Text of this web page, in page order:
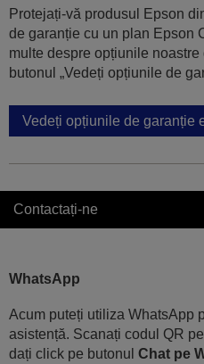
Protejați-vă produsul Epson
de garanție cu un plan Epson
multe despre opțiunile
butonul „Vedeți opțiunile de
Vedeți opțiunile de garanție
Contactați-ne
WhatsApp
Acum puteți utiliza WhatsApp
asistență. Scanați codul QR
dați click pe butonul Chat pe